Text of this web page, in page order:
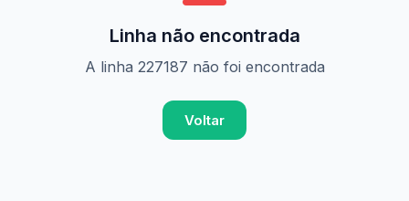
Linha não encontrada
A linha 227187 não foi encontrada
Voltar